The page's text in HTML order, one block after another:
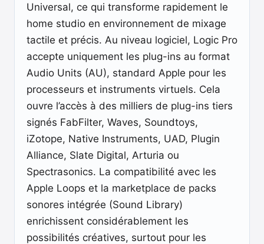
Universal, ce qui transforme rapidement le
home studio en environnement de mixage
tactile et précis. Au niveau logiciel, Logic Pro
accepte uniquement les plug-ins au format
Audio Units (AU), standard Apple pour les
processeurs et instruments virtuels. Cela
ouvre l’accès à des milliers de plug-ins tiers
signés FabFilter, Waves, Soundtoys,
iZotope, Native Instruments, UAD, Plugin
Alliance, Slate Digital, Arturia ou
Spectrasonics. La compatibilité avec les
Apple Loops et la marketplace de packs
sonores intégrée (Sound Library)
enrichissent considérablement les
possibilités créatives, surtout pour les